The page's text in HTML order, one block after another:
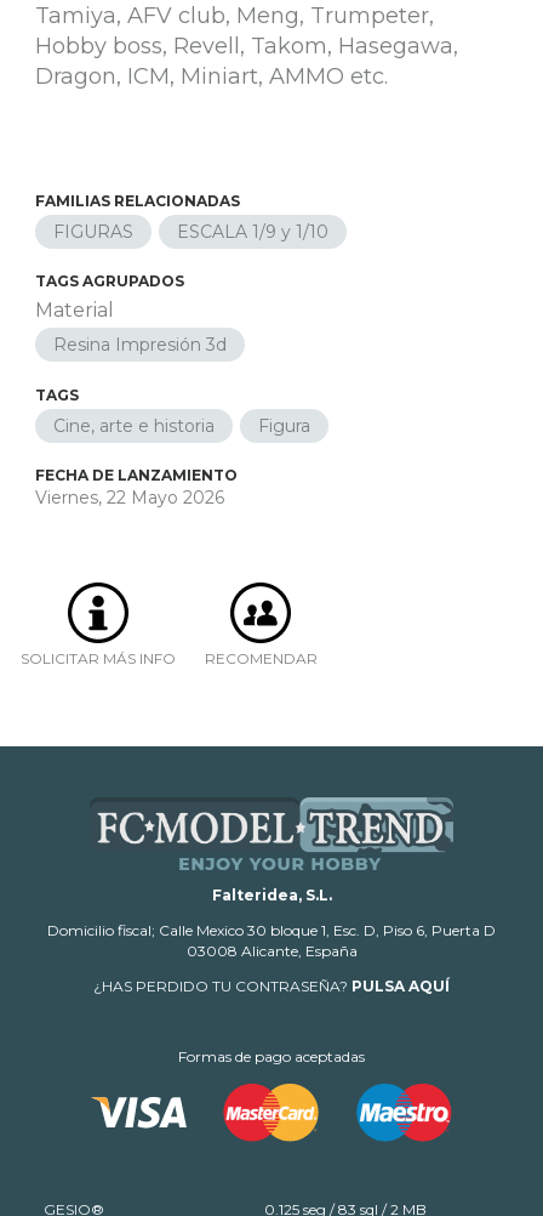
Tamiya, AFV club, Meng, Trumpeter,
Hobby boss, Revell, Takom, Hasegawa,
Dragon, ICM, Miniart, AMMO etc.
FAMILIAS RELACIONADAS
FIGURAS ESCALA 1/9 y 1/10
TAGS AGRUPADOS
Material
Resina Impresión 3d
TAGS
Cine, arte e historia Figura
FECHA DE LANZAMIENTO
Viernes, 22 Mayo 2026
SOLICITAR MÁS INFO RECOMENDAR
Falteridea, S.L.
Domicilio fiscal; Calle Mexico 30 bloque 1, Esc. D, Piso 6, Puerta D
03008 Alicante, España
¿HAS PERDIDO TU CONTRASEÑA? PULSA AQUÍ
Formas de pago aceptadas
GESIO® 0.125 seg /83 sql / 2 MB